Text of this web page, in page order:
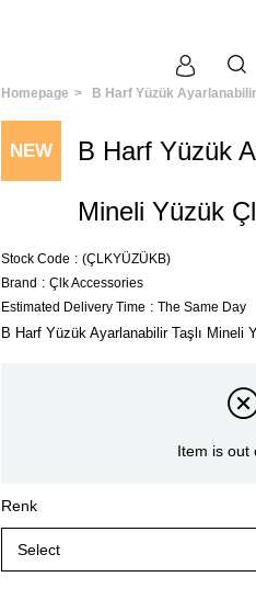
Homepage B Harf Yüzük
NEW B Harf Yüzük
Mineli Yüzük
Stock Code
(ÇLKYÜZÜKB)
Brand : Çlk Accessories
Estimated Delivery Time : The Same Day
B Harf Yüzük Ayarlanabilir Taşlı Mineli
Item is out
Renk